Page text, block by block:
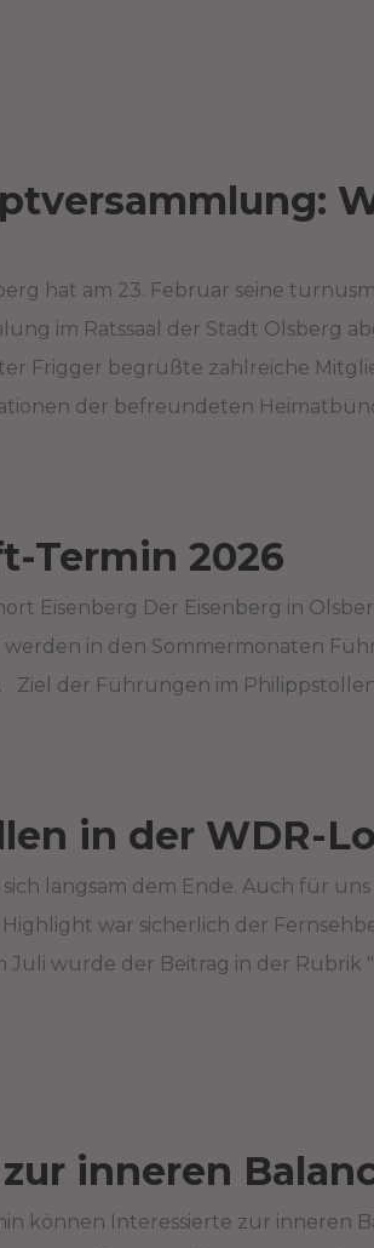
hat am 23. Februar seine
im Ratssaal der Stadt Olsberg
Frigger begrüßte zahlreiche
der befreundeten
Termin 2026
Eisenberg Der Eisenberg in
werden in den Sommermonaten
Ziel der Führungen im
in der WDR-
langsam dem Ende. Auch für
war sicherlich der
Juli wurde der Beitrag in der Rubrik
inneren
können Interessierte zur inneren